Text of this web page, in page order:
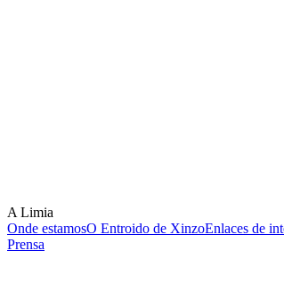
A Limia
Onde estamosO Entroido de XinzoEnlaces de
Prensa